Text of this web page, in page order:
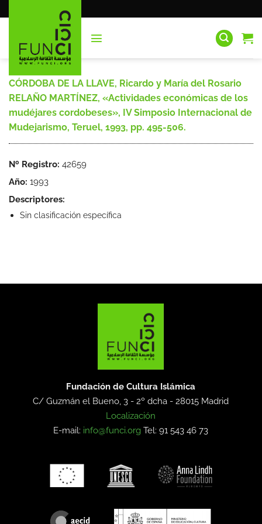
al
CÓRDOBA DE LA LLAVE, Ricardo y María del Rosario
RELAÑO MARTÍNEZ, «Actividades económicas de los
mudéjares cordobeses», IV Simposio Internacional de
Mudejarismo, Teruel, 1993, pp. 495-506.
Nº Registro: 42659
Año: 1993
Descriptores:
Sin clasificación específica
Fundación de Cultura Islámica
C/ Guzmán el Bueno, 3 - 2º dcha -28015 Madrid
Localización
E-mail: info@funci.org Tel: 91 543 46 73